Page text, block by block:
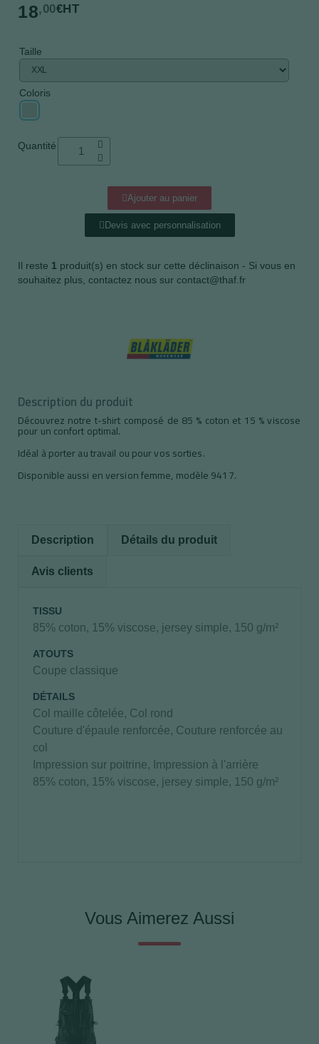
18,00€HT
Taille
Coloris
Quantité
Ajouter au panier
Devis avec personnalisation
Il reste 1 produit(s) en stock sur cette déclinaison - Si vous en
souhaitez plus, contactez nous sur contact@thaf.fr
Description du produit
Découvrez notre t-shirt composé de 85 % coton et 15 % viscose
pour un confort optimal.
Idéal à porter au travail ou pour vos sorties.
Disponible aussi en version femme, modèle 9417.
Description Détails du produit
Avis clients
TISSU
85% coton, 15% viscose, jersey simple, 150 g/m²
ATOUTS
Coupe classique
DÉTAILS
Col maille côtelée, Col rond
Couture d'épaule renforcée, Couture renforcée au
col
Impression sur poitrine, Impression à l'arrière
85% coton, 15% viscose, jersey simple, 150 g/m²
Vous Aimerez Aussi